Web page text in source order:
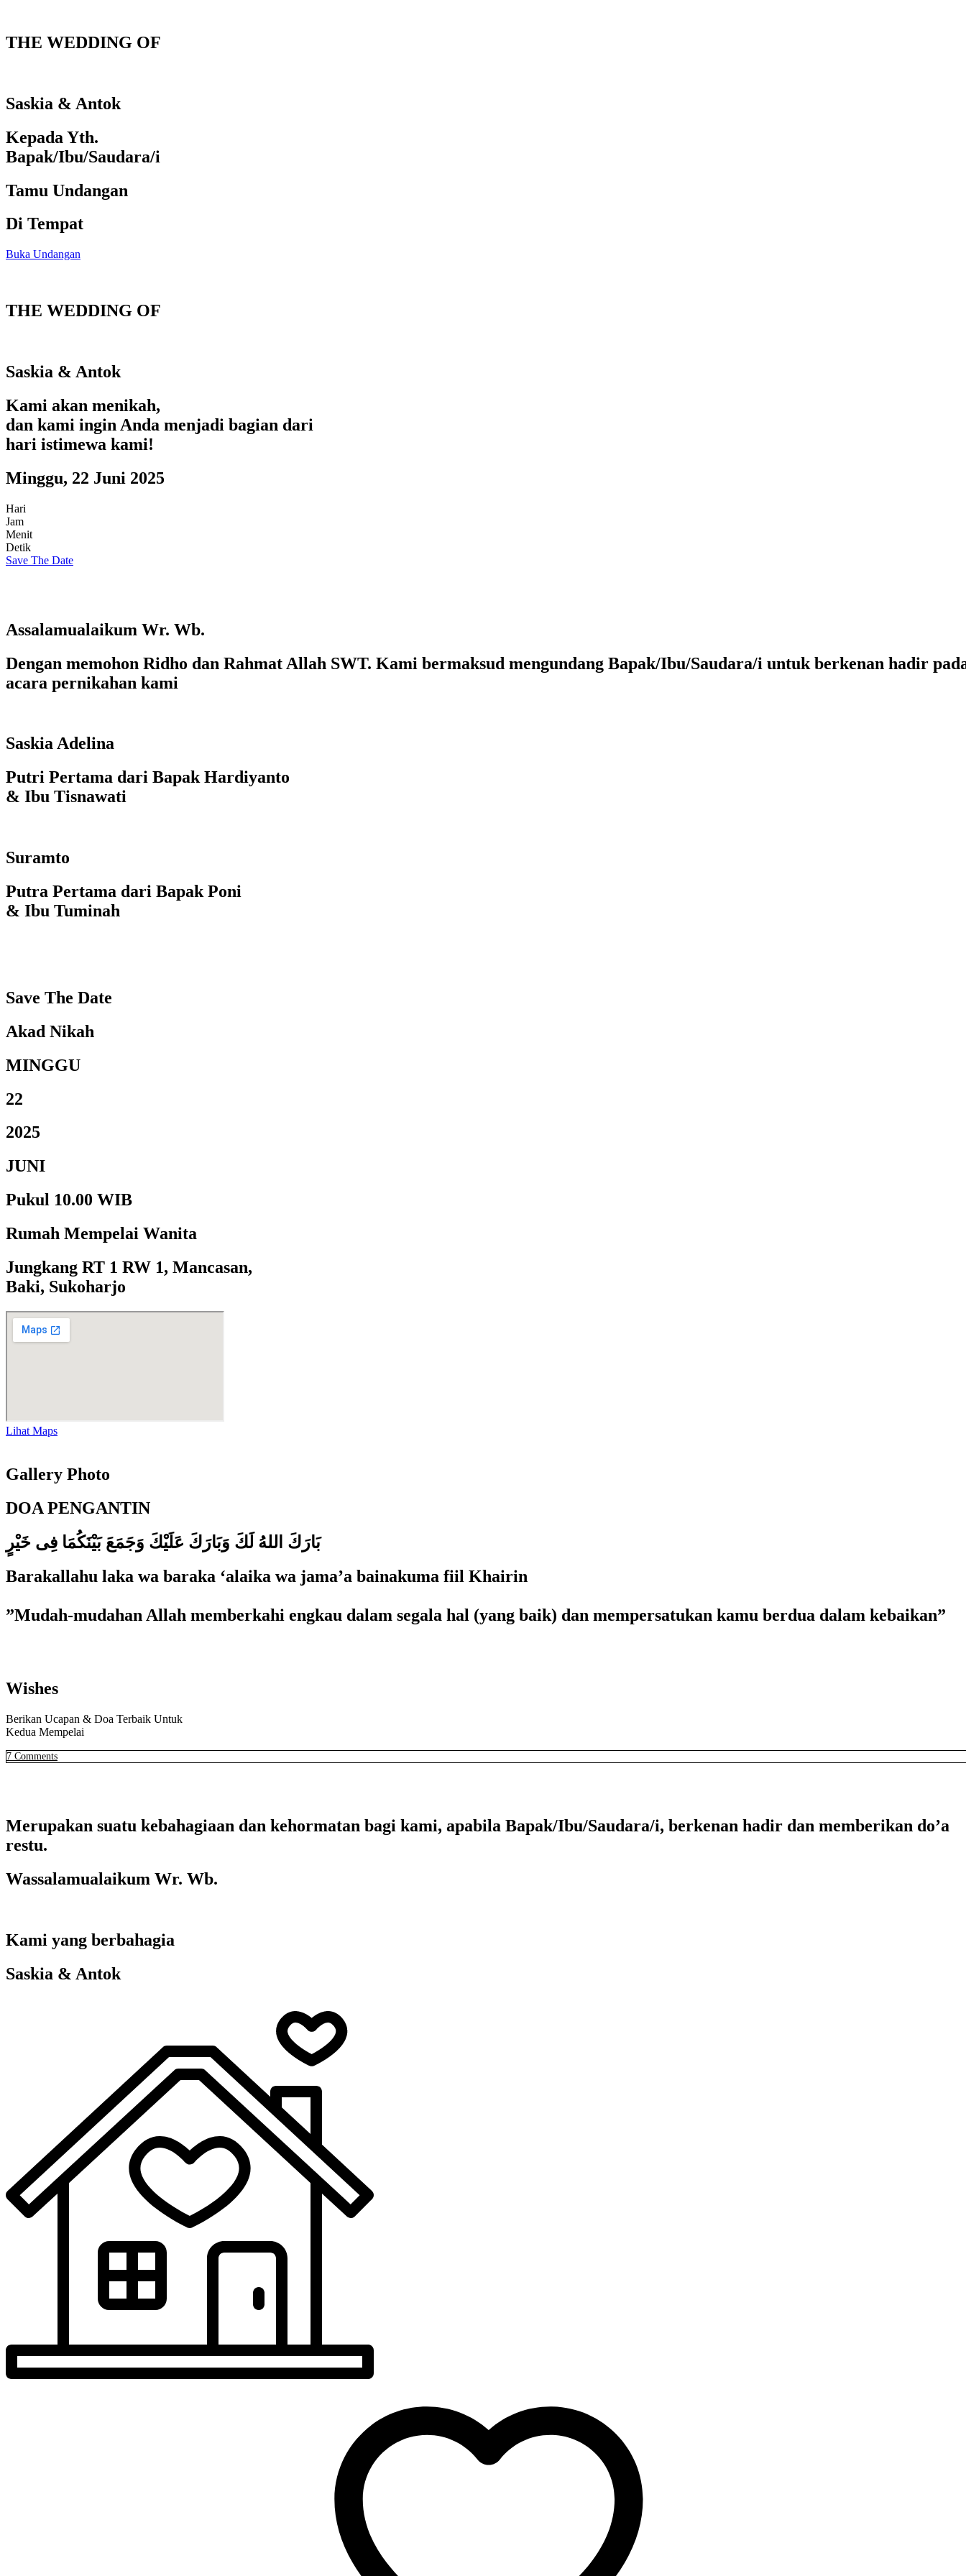
THE WEDDING OF
Saskia & Antok
Kepada Yth.
Bapak/Ibu/Saudara/i
Tamu Undangan
Di Tempat
Buka Undangan
THE WEDDING OF
Saskia & Antok
Kami akan menikah,
dan kami ingin Anda menjadi bagian dari
hari istimewa kami!
Minggu, 22 Juni 2025
Hari
Jam
Menit
Detik
Save The Date
Assalamualaikum Wr. Wb.
Dengan memohon Ridho dan Rahmat Allah SWT. Kami bermaksud mengundang Bapak/Ibu/Saudara/i untuk berkenan hadir
acara pernikahan kami
Saskia Adelina
Putri Pertama dari Bapak Hardiyanto
& Ibu Tisnawati
Suramto
Putra Pertama dari Bapak Poni
& Ibu Tuminah
Save The Date
Akad Nikah
MINGGU
22
2025
JUNI
Pukul 10.00 WIB
Rumah Mempelai Wanita
Jungkang RT 1 RW 1, Mancasan,
Baki, Sukoharjo
Lihat Maps
Gallery Photo
DOA PENGANTIN
بَارَكَ اللهُ لَكَ وَبَارَكَ عَلَيْكَ وَجَمَعَ بَيْنَكُمَا فِى خَيْرٍ
Barakallahu laka wa baraka ‘alaika wa jama’a bainakuma fiil Khairin
”Mudah-mudahan Allah memberkahi engkau dalam segala hal (yang baik) dan mempersatukan kamu berdua dalam kebaikan”
Wishes
Berikan Ucapan & Doa Terbaik Untuk
Kedua Mempelai
7 Comments
Merupakan suatu kebahagiaan dan kehormatan bagi kami, apabila Bapak/Ibu/Saudara/i, berkenan hadir dan memberikan do’a
restu.
Wassalamualaikum Wr. Wb.
Kami yang berbahagia
Saskia & Antok